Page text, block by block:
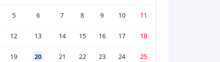
5 6 7 8 9 10 11
12 13 14 15 16 17 18
19 20 21 22 23 24 25